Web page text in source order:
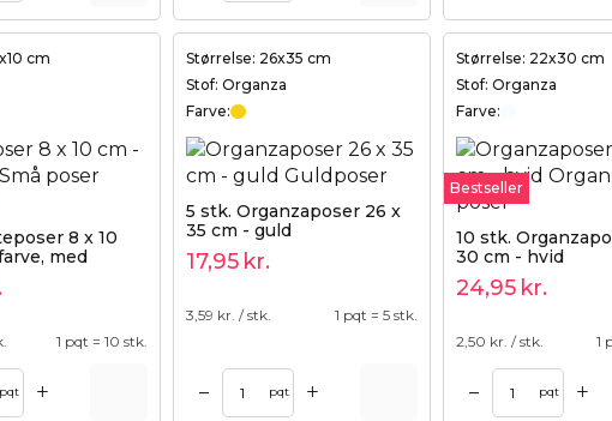
cm
8 x 10
med
1 pqt = 10 stk.
pqt +
Størrelse: 26x35 cm
Stof: Organza
Farve:
5 stk. Organzaposer 26 x
35 cm - guld
17,95 kr.
3,59 kr. / stk. 1 pqt = 5 stk.
– pqt +
Størrelse: 22x30 cm
Stof: Organza
Farve:
Bestseller
10 stk.
30 cm - hvid
24,95 kr.
2,50 kr. / stk. 1
– pqt +
Tilføj til kurv